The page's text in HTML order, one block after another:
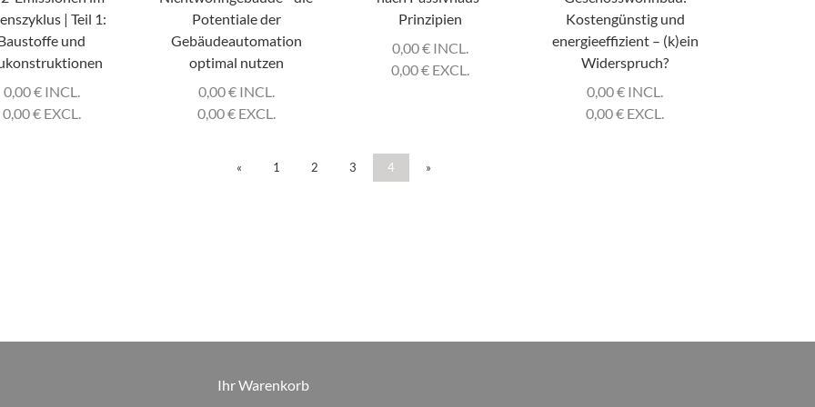
| Teil 1:
und
0,00€INCL.
0,00€EXCL.
Potentiale der
Gebäudeautomation
optimal nutzen
0,00€INCL.
0,00€EXCL.
Prinzipien
0,00€ INCL.
0,00€ EXCL.
Kostengünstig und
energieeffizient – (k)ein
Widerspruch?
0,00€ INCL.
0,00€ EXCL.
« 1 2 3 4 »
Ihr Warenkorb